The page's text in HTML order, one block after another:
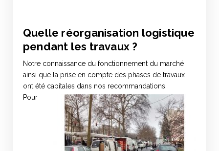
Quelle réorganisation logistique
pendant les travaux ?
Notre connaissance du fonctionnement du marché
ainsi que la prise en compte des phases de travaux
ont été capitales dans nos recommandations.
Pour